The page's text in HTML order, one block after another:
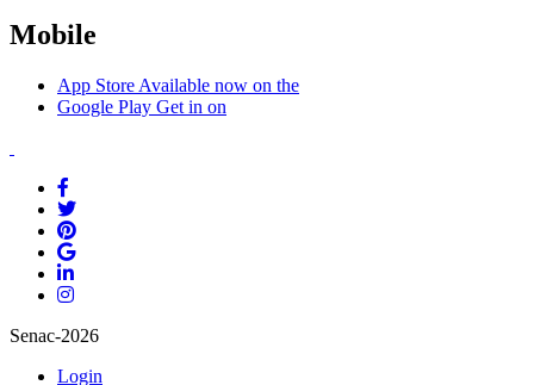
Mobile
App Store Available now on the
Google Play Get in on
Senac-2026
Login